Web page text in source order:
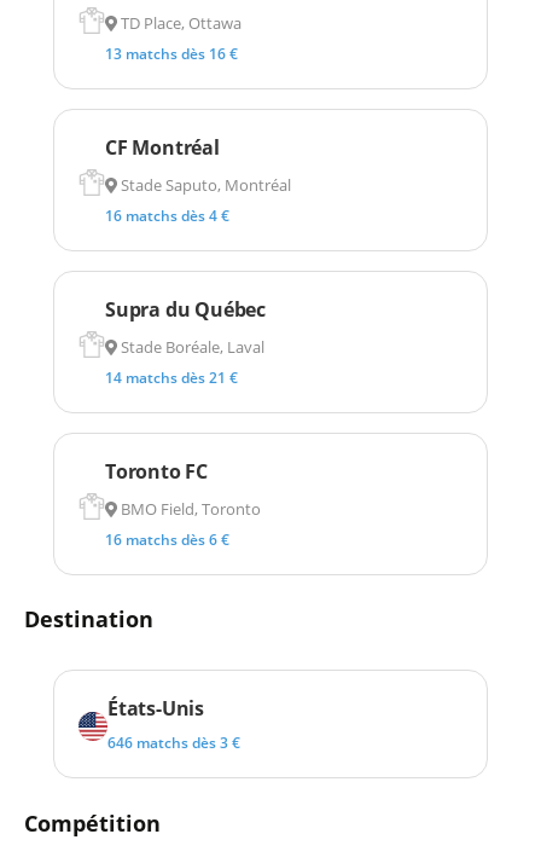
TD Place, Ottawa
13 matchs dès 16 €
CF Montréal
Stade Saputo, Montréal
16 matchs dès 4 €
Supra du Québec
Stade Boréale, Laval
14 matchs dès 21 €
Toronto FC
BMO Field, Toronto
16 matchs dès 6 €
Destination
États-Unis
646 matchs dès 3 €
Compétition